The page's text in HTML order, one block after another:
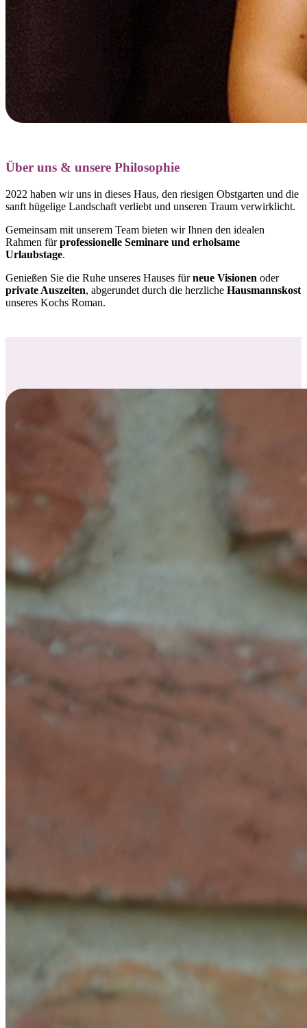
Über uns & unsere Philosophie
2022 haben wir uns in dieses Haus, den riesigen Obstgarten und die
sanft hügelige Landschaft verliebt und unseren Traum verwirklicht.
Gemeinsam mit unserem Team bieten wir Ihnen den idealen
Rahmen fürprofessionelle Seminare und erholsame
Urlaubstage.
Genießen Sie die Ruhe unseres Hauses fürneue Visionen oder
private Auszeiten, abgerundet durch die herzliche Hausmannskost
unseres Kochs Roman.